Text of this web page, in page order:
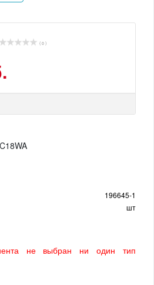
( 0 )
196645-1
шт
не выбран ни один тип